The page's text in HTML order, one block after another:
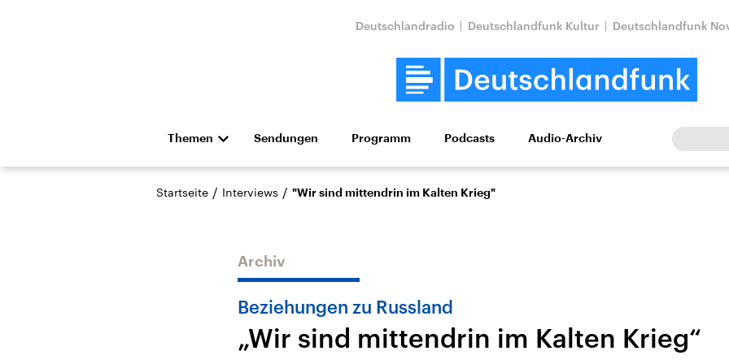
Deutschlandradio Deutschlandfunk Kultur Deutschlandfunk
Themen
Die Nachrichten Politik Wirtschaft Wissen Kultur Europa
Hörspiel und Feature Musik
Landtagswahl Sachsen-
Anhalt 2026
USA
Nahostkonflikt
Iran
Aktuelle Lage und
Sendungen Programm Podcasts Audio-Archiv
Startseite / Interviews / "Wir sind mittendrin im Kalten Krieg"
Archiv
Beziehungen zu Russland
„Wir sind mittendrin im Kalten Krieg“